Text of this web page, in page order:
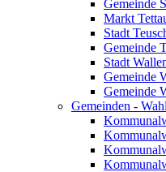
Gemeinde
Markt
Stadt
Gemeinde
Stadt
Gemeinde
Gemeinde
Gemeinden -